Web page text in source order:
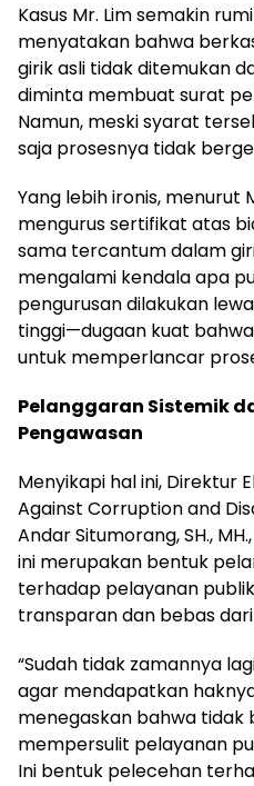
Kasus Mr. Lim semakin
menyatakan bahwa
girik asli tidak ditemukan
diminta membuat surat
Namun, meski syarat
saja prosesnya tidak
Yang lebih ironis, menurut
mengurus sertifikat atas
sama tercantum dalam
mengalami kendala apa
pengurusan dilakukan
tinggi—dugaan kuat
untuk memperlancar
Pelanggaran Sistemik
Pengawasan
Menyikapi hal ini, Direktur
Against Corruption and
Andar Situmorang, SH.,
ini merupakan bentuk
terhadap pelayanan
transparan dan bebas dari
“Sudah tidak zamannya
agar mendapatkan
menegaskan bahwa
mempersulit pelayanan
Ini bentuk pelecehan